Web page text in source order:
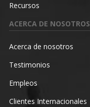
Recursos
ACERCA DE NOSOTROS
Acerca de nosotros
Testimonios
Empleos
Clientes Internacionales